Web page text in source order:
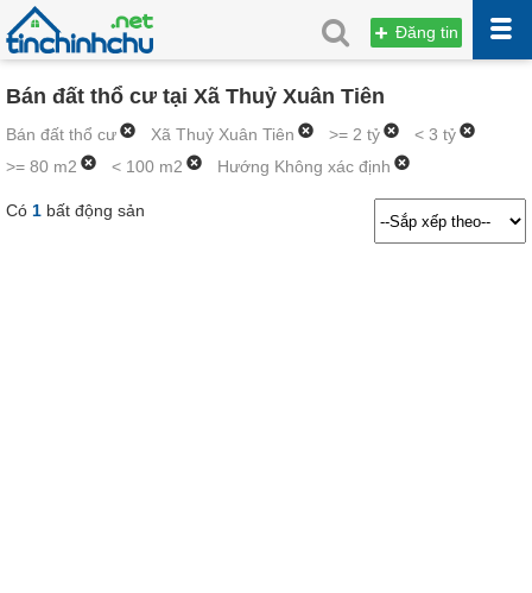
Đăng tin
Bán đất thổ cư tại Xã Thuỷ Xuân Tiên
Bán đất thổ cư Xã Thuỷ Xuân Tiên >= 2 tỷ
< 3 tỷ
>= 80 m2
< 100 m2 Hướng Không xác định
Có 1 bất động sản